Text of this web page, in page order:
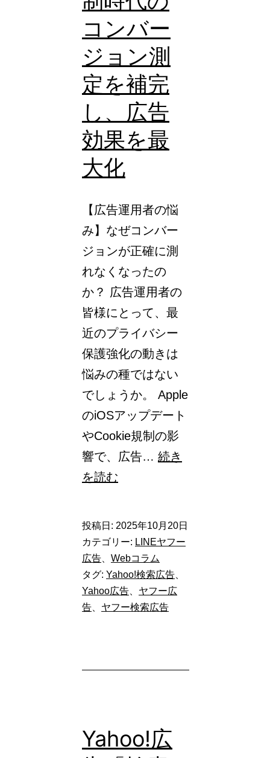
コンバー
ジョン測
定を補完
し、広告
効果を最
大化
【広告運用者の悩
み】なぜコンバー
ジョンが正確に測
れなくなったの
か？ 広告運用者の
皆様にとって、最
近のプライバシー
保護強化の動きは
悩みの種ではない
でしょうか。 Apple
のiOSアップデート
やCookie規制の影
響で、広告… 続き
を読む
広
告】
「推
定
ン」
投稿日: 2025年10月20日
カテゴリー: LINEヤフー
広告
Webコラム
タグ: Yahoo!検索広告
Yahoo広告
ヤフー広
告
ヤフー検索広告
Yahoo!広